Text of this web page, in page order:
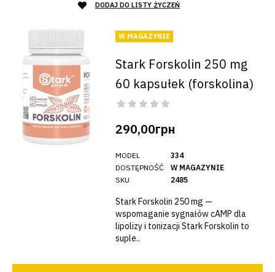
DODAJ DO LISTY ŻYCZEŃ
W MAGAZYNIE
Stark Forskolin 250 mg
60 kapsułek (forskolina)
290,00грн
MODEL
DOSTĘPNOŚĆ
SKU
334
W MAGAZYNIE
2485
Stark Forskolin 250 mg —
wspomaganie sygnałów cAMP dla
lipolizy i tonizacji Stark Forskolin to
suple..